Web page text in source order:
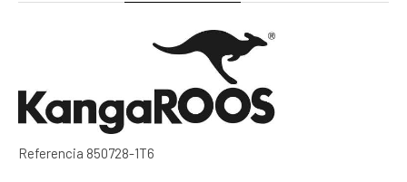
Referencia 850728-1T6